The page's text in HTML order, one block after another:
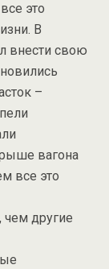
это
В
внести свою
–
вагона
все это
другие